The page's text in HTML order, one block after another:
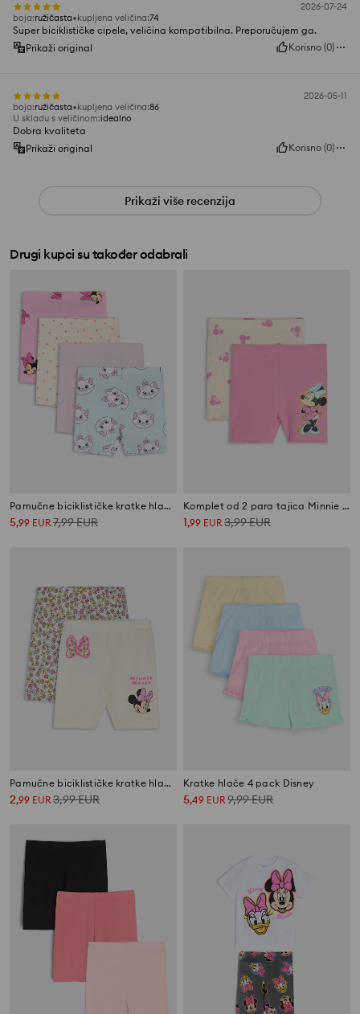
2026-07-24
boja:ružičasta kupljena veličina:74
Super biciklističke cipele, veličina kompatibilna. Preporučujem ga.
Prikaži original
Korisno (0)
2026-05-11
boja:ružičasta kupljena veličina:86
U skladu s veličinom:idealno
Dobra kvaliteta
Prikaži original
Korisno (0)
Prikaži više recenzija
Drugi kupci su također odabrali
Pamučne biciklističke kratke hlače 4 pack Disney
5,99 EUR7,99EUR
Komplet od 2 para tajica Minnie Mouse
1,99 EUR3,99EUR
Pamučne biciklističke kratke hlače – pakiranje 2 kom Minnie Mouse
2,99 EUR 3,99EUR
Kratke hlače 4 pack Disney
5,49 EUR 9,99EUR